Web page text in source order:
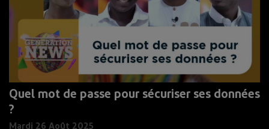
Quel mot de passe pour sécuriser ses données
?
Mardi 26 Août 2025